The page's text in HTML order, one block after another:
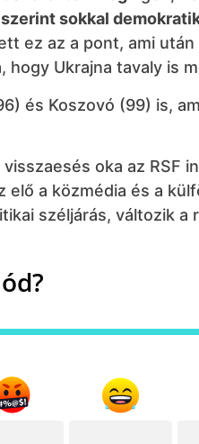
sokkal
ez az a pont, ami
hogy Ukrajna tavaly is
és Koszovó (99) is,
oka az RSF
elő a közmédia és a
széljárás, változik a